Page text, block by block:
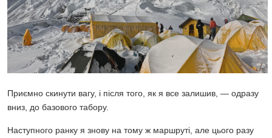
Приємно скинути вагу, і після того, як я все залишив, — одразу
вниз, до базового табору.
Наступного ранку я знову на тому ж маршруті, але цього разу